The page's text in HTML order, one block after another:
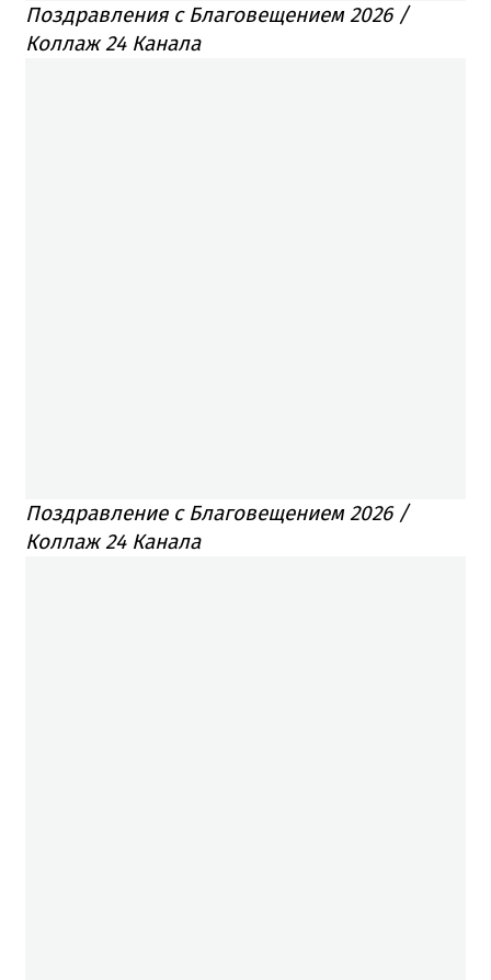
Поздравления с Благовещением 2026 /
Коллаж 24 Канала
Поздравление с Благовещением 2026 /
Коллаж 24 Канала